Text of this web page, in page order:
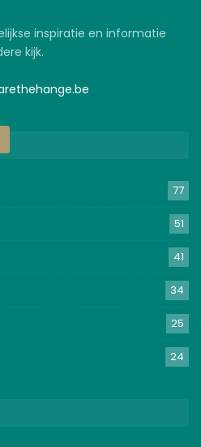
inspiratie en informatie
kijk.
77
51
41
34
25
24